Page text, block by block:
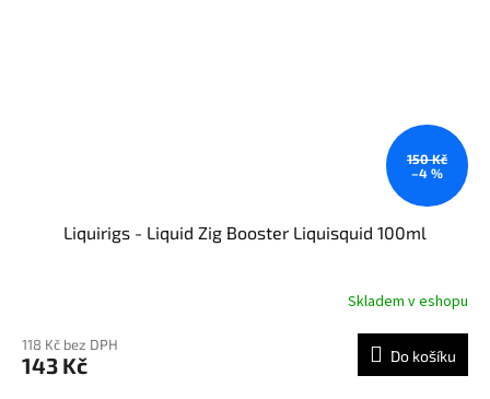
150 Kč
–4 %
Liquirigs - Liquid Zig Booster Liquisquid 100ml
Skladem v eshopu
118 Kč bez DPH
143 Kč Do košíku